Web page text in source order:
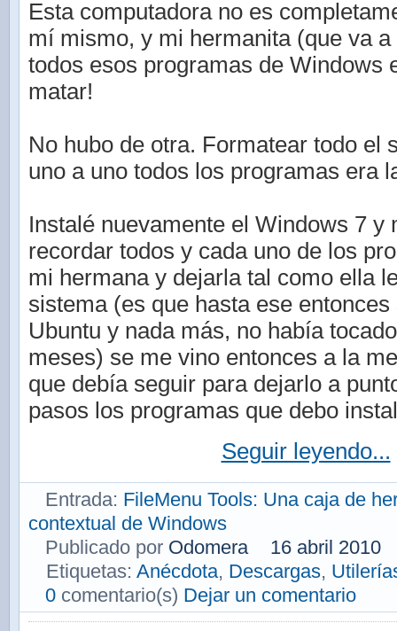
Esta computadora no es
mí mismo, y mi hermanita (que va
todos esos programas de Windows
matar!
No hubo de otra. Formatear todo el
uno a uno todos los programas era
Instalé nuevamente el Windows 7 y
recordar todos y cada uno de los
mi hermana y dejarla tal como ella
sistema (es que hasta ese
Ubuntu y nada más, no había
meses) se me vino entonces a la
que debía seguir para dejarlo a
pasos los programas que debo
Seguir leyendo...
Entrada: FileMenu Tools: Una caja de
contextual de Windows
Publicado por Odomera
16 abril 2010
Etiquetas: Anécdota, Descargas,
0 comentario(s) Dejar un comentario